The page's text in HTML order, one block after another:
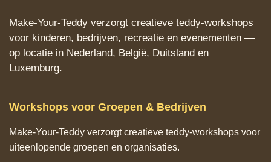
Make‑Your‑Teddy verzorgt creatieve teddy‑workshops
voor kinderen, bedrijven, recreatie en evenementen —
op locatie in Nederland, België, Duitsland en
Luxemburg.
Workshops voor Groepen & Bedrijven
Make‑Your‑Teddy verzorgt creatieve teddy‑workshops voor
uiteenlopende groepen en organisaties.